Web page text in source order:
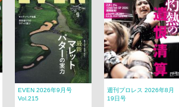
EVEN 2026年9月号
Vol.215
週刊プロレス 2026年8月
19日号